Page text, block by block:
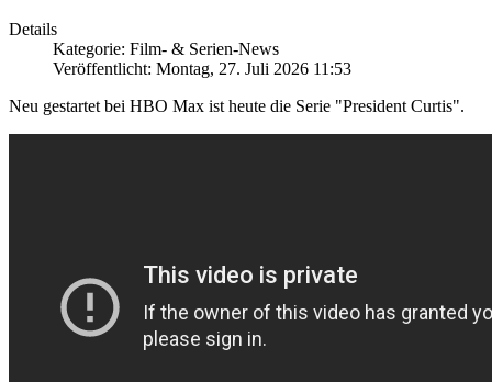
Details
Kategorie: Film- & Serien-News
Veröffentlicht: Montag, 27. Juli 2026 11:53
Neu gestartet bei HBO Max ist heute die Serie "President Curtis".